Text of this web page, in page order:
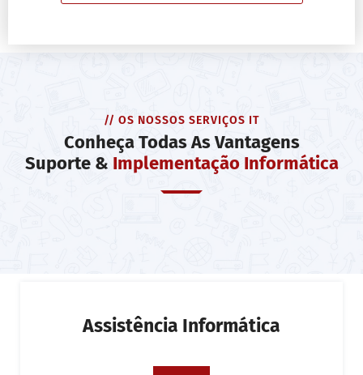
// OS NOSSOS SERVIÇOS IT
Conheça Todas As Vantagens
Suporte & Implementação Informática
Assistência Informática